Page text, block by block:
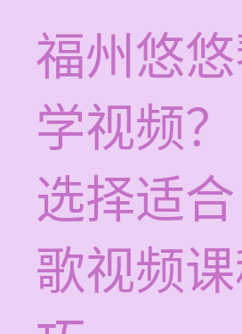
福州悠
学视频？
选择适
歌视频